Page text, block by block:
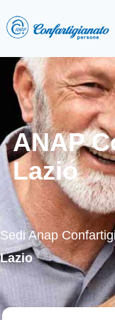
ANAP
Lazio
Sedi Anap
Lazio